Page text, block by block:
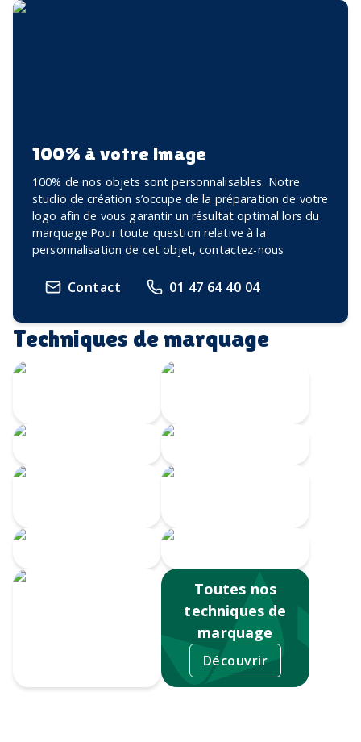
100% à votre image
100% de nos objets sont personnalisables. Notre
studio de création s’occupe de la préparation de votre
logo afin de vous garantir un résultat optimal lors du
marquage.Pour toute question relative à la
personnalisation de cet objet, contactez-nous
Contact 01 47 64 40 04
Techniques de marquage
Toutes nos
techniques de
marquage
Découvrir